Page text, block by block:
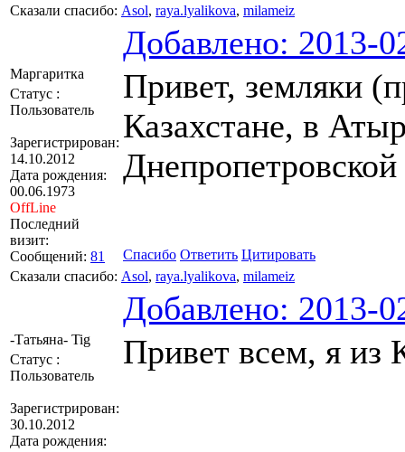
Сказали спасибо: Asol, raya.lyalikova, milameiz
Добавлено: 2013-
Маргаритка
Статус :
Пользователь
Зарегистрирован:
14.10.2012
Дата рождения:
00.06.1973
OffLine
Последний
визит:
Сообщений: 81
Привет, земляки
Казахстане, в
Спасибо Ответить Цитировать
Сказали спасибо: Asol, raya.lyalikova, milameiz
Добавлено: 2013-
-Татьяна- Tig
Статус :
Пользователь
Зарегистрирован:
30.10.2012
Дата рождения:
Привет всем, я из